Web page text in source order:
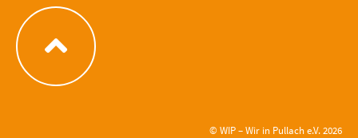
© WIP – Wir in Pullach e.V. 2026